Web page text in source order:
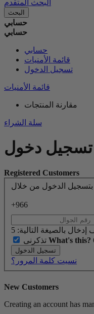
البحث المتقدم
البحث
حسابي
حسابي
حسابي
قائمة الأمنيات
تسجيل الدخول
قائمة الأمنيات
مقارنة المنتجات
سلة الشراء
تسجيل دخول
Registered Customers
بتسجيل الدخول من خلال
+966
تذكرنى What's this?
تسجيل الدخول
نسيت كلمة المرور؟
New Customers
Creating an account has